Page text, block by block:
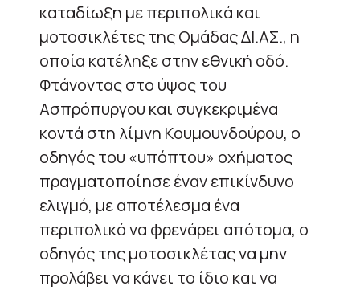
καταδίωξη με περιπολικά και
μοτοσικλέτες της Ομάδας ΔΙ.ΑΣ., η
οποία κατέληξε στην εθνική οδό.
Φτάνοντας στο ύψος του
Ασπρόπυργου και συγκεκριμένα
κοντά στη λίμνη Κουμουνδούρου, ο
οδηγός του «υπόπτου» οχήματος
πραγματοποίησε έναν επικίνδυνο
ελιγμό, με αποτέλεσμα ένα
περιπολικό να φρενάρει απότομα, ο
οδηγός της μοτοσικλέτας να μην
προλάβει να κάνει το ίδιο και να